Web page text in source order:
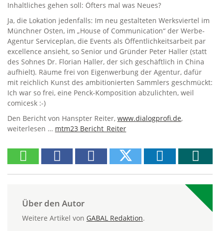
Inhaltliches gehen soll: Öfters mal was Neues?
Ja, die Lokation jedenfalls: Im neu gestalteten Werksviertel im
Münchner Osten, im „House of Communication“ der Werbe-
Agentur Serviceplan, die Events als Öffentlichkeitsarbeit par
excellence ansieht, so Senior und Gründer Peter Haller (statt
des Sohnes Dr. Florian Haller, der sich geschäftlich in China
aufhielt). Räume frei von Eigenwerbung der Agentur, dafür
mit reichlich Kunst des ambitionierten Sammlers geschmückt:
Ich war so frei, eine Penck-Komposition abzulichten, weil
comicesk :-)
Den Bericht von Hanspter Reiter, www.dialogprofi.de,
weiterlesen … mtm23 Bericht_Reiter
Über den Autor
Weitere Artikel von GABAL Redaktion.